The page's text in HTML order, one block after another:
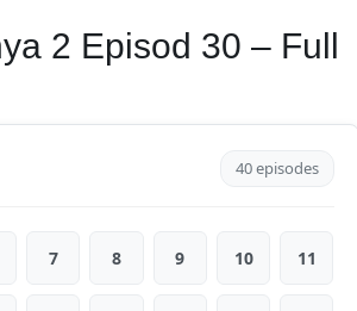
2 Episod 30 – Full
40 episodes
7 8 9 10 11